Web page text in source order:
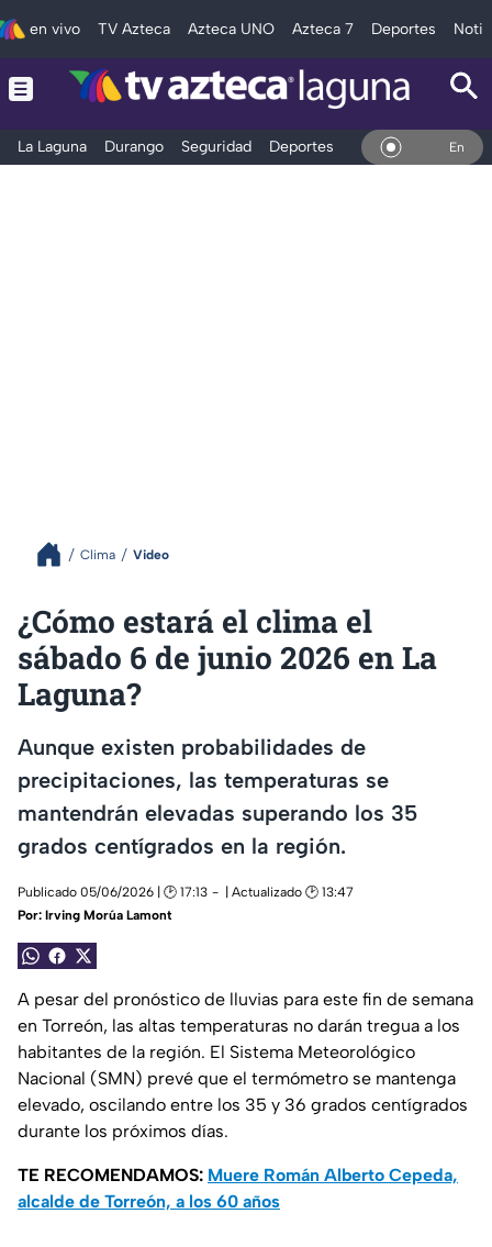
en vivo TV Azteca Azteca UNO Azteca 7 Deportes
La Laguna Durango Seguridad Deportes Entretenimiento
En Vivo
Clima Video
¿Cómo estará el clima el
sábado 6 de junio 2026 en La
Laguna?
Aunque existen probabilidades de
precipitaciones, las temperaturas se
mantendrán elevadas superando los 35
grados centígrados en la región.
Publicado 05/06/2026 | 🕑 17:13
| Actualizado 🕑 13:47
Por: Irving Morúa Lamont
A pesar del pronóstico de lluvias para este fin de semana
en Torreón, las altas temperaturas no darán tregua a los
habitantes de la región. El Sistema Meteorológico
Nacional (SMN) prevé que el termómetro se mantenga
elevado, oscilando entre los 35 y 36 grados centígrados
durante los próximos días.
TE RECOMENDAMOS: Muere Román Alberto Cepeda,
alcalde de Torreón, a los 60 años